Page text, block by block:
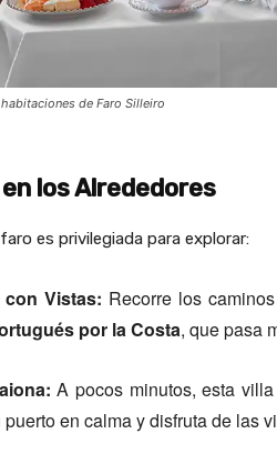
de Faro Silleiro
los Alrededores
es privilegiada para explorar:
Vistas: Recorre los
por la Costa, que pasa
A pocos minutos, esta
en calma y disfruta de las